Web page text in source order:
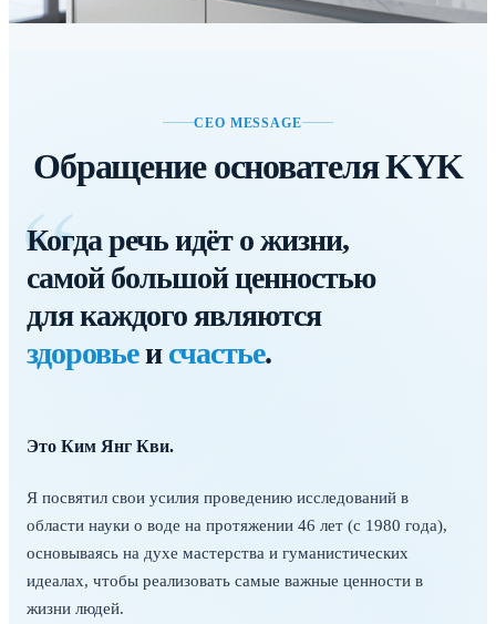
CEO MESSAGE
Обращение основателя KYK
“
Когда речь идёт о жизни,
самой большой ценностью
для каждого являются
здоровьеисчастье.
Это Ким Янг Кви.
Я посвятил свои усилия проведению исследований в
области науки о воде на протяжении 46 лет (с 1980 года),
основываясь на духе мастерства и гуманистических
идеалах, чтобы реализовать самые важные ценности в
жизни людей.